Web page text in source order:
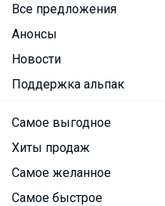
Все предложения
Анонсы
Новости
Поддержка альпак
Самое выгодное
Хиты продаж
Самое желанное
Самое быстрое